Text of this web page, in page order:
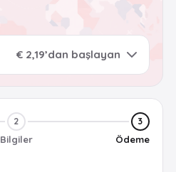
€ 2,19’dan başlayan
2
Bilgiler
3
Ödeme